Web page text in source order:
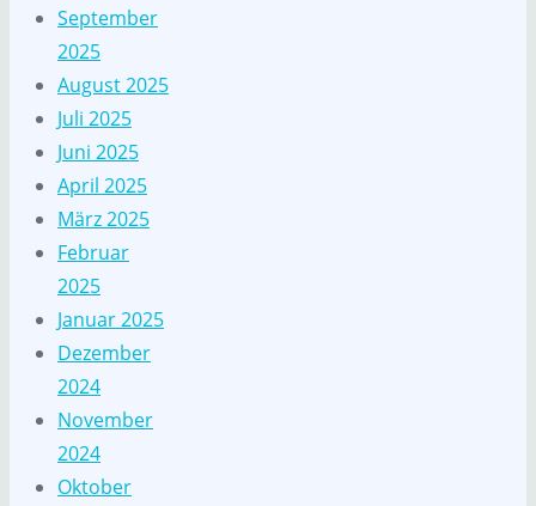
September
2025
August 2025
Juli 2025
Juni 2025
April 2025
März 2025
Februar
2025
Januar 2025
Dezember
2024
November
2024
Oktober